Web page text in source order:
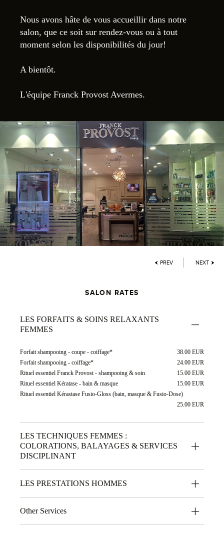
Nous avons hâte de vous accueillir dans notre
salon, que ce soit sur rendez-vous ou à tout
moment selon les disponibilités du jour!
A bientôt.
L'équipe Franck Provost Avermes.
PREV NEXT
SALON RATES
LES FORFAITS & SOINS RELAXANTS
FEMMES
Forfait shampooing - coupe - coiffage*
38.00 EUR
Forfait shampooing - coiffage*
24.00 EUR
Rituel essentiel Franck Provost - shampooing & soin
15.00 EUR
Rituel essentiel Kératase - bain & masque
15.00 EUR
Rituel essentiel Kérastase Fusio-Gloss (bain, masque & Fusio-Dose)
25.00 EUR
LES TECHNIQUES FEMMES :
COLORATIONS, BALAYAGES & SERVICES
DISCIPLINANT
LES PRESTATIONS HOMMES
Other Services